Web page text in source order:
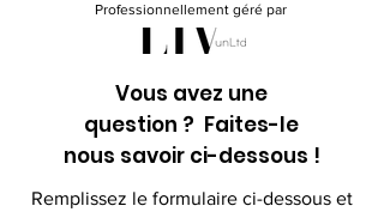
Professionnellement géré par
Vous avez une
question ? Faites-le
nous savoir ci-dessous !
Remplissez le formulaire ci-dessous et